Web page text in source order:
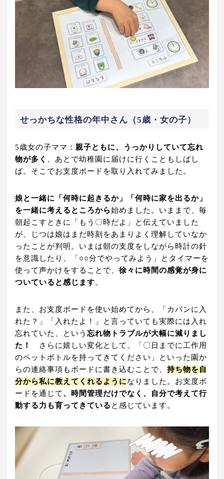
せっかちな性格の年中さん（5歳・女の子）
5歳女の子ママ： 親子ともに、うっかりしていて忘れ
物が多く
、あとで幼稚園に届けに行くこともしばし
ば。そこでお支度ボードを取り入れてみました。
娘と一緒に「何時に起きるか」「何時に家を出るか」
を一緒に考えるところから始めました。いままで、毎
朝起こすときに「もう〇時だよ」と伝えていました
が、じつは娘はまだ時刻をあまりよく理解していなか
ったことが判明。いまは朝の支度をしながら時計の針
を意識したり、「○○分でやってみよう」とタイマーを
使って声かけをすることで、 徐々に時間の感覚が身に
ついていると感じます。
また、お支度ボードを使い始めてから、「カバンに入
れた？」「入れたよ！」と言っていても実際には入れ
忘れていた、という 忘れ物トラブルが大幅に減りまし
た！
さらに嬉しい変化として、「〇日までに工作用
のペットボトルを持ってきてください」といった園か
らの連絡事項もボードに書き込むことで、 持ち物を自
分から私に教えてくれるようになりました。お支度ボ
ードを通じて 、時間管理だけでなく、自分で考えて行
動する力も育ってきている と感じています。